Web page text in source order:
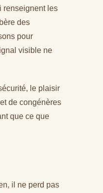
renseignent les
des
pour
visible ne
le plaisir
de congénères
que ce que
il ne perd pas